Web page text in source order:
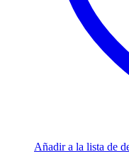
Añadir a la lista de